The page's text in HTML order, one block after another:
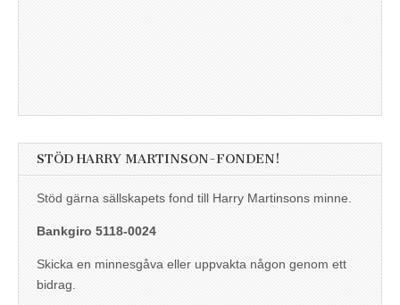
STÖD HARRY MARTINSON-FONDEN!
Stöd gärna sällskapets fond till Harry Martinsons minne.
Bankgiro 5118-0024
Skicka en minnesgåva eller uppvakta någon genom ett
bidrag.